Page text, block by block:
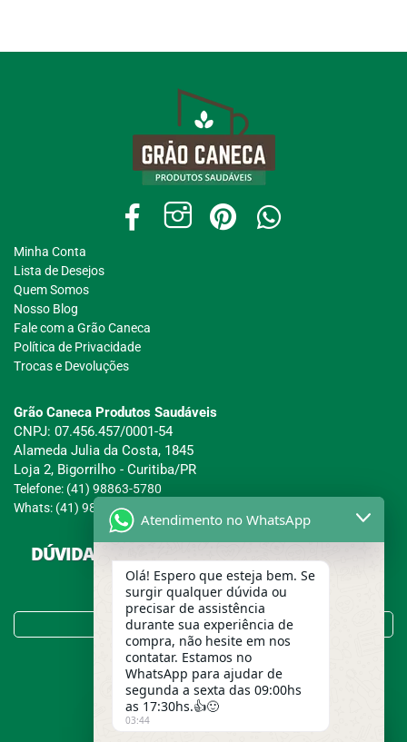
Minha Conta
Lista de Desejos
Quem Somos
Nosso Blog
Fale com a Grão Caneca
Política de Privacidade
Trocas e Devoluções
Grão Caneca Produtos Saudáveis
CNPJ: 07.456.457/0001-54
Alameda Julia da Costa, 1845
Loja 2, Bigorrilho - Curitiba/PR
Telefone: (41) 98863-5780
Whats: (41) 98863-5780
DÚVIDAS SOBRE COMPRAS, PAGAMENTOS E
ENTREGAS?
Tire suas Dúvidas no FAQ!
Atendimento no WhatsApp
Olá! Espero que esteja bem. Se
surgir qualquer dúvida ou
precisar de assistência
durante sua experiência de
compra, não hesite em nos
contatar. Estamos no
WhatsApp para ajudar de
segunda a sexta das 09:00hs
as 17:30hs.👍🙂
03:44